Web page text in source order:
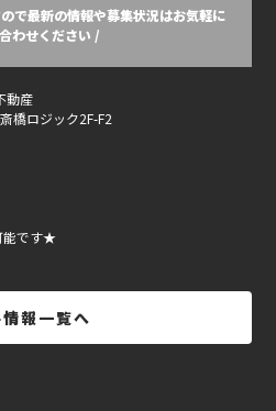
で最新の情報や募集状況はお気軽に
わせください /
動産
橋ロジック2F-F2
能です★
報一覧へ